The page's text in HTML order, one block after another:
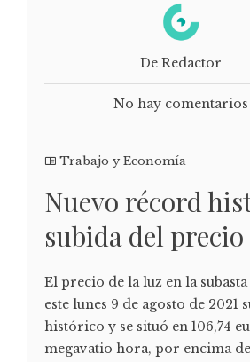
De Redactor
No hay comentarios
Trabajo y Economía
Nuevo récord
subida del
El precio de la luz en la
este lunes 9 de agosto de 2021
histórico y se situó en 106,74
megavatio hora, por encima de